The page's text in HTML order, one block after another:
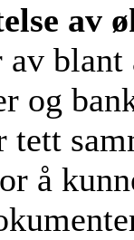
av
og
å